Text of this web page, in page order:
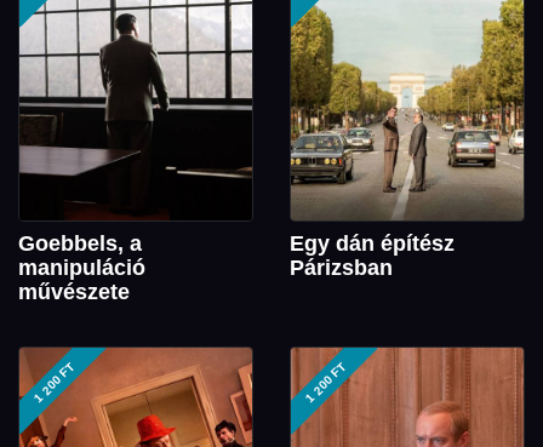
Goebbels, a
manipuláció
művészete
Egy dán építész
Párizsban
1 200 FT 1 200 FT